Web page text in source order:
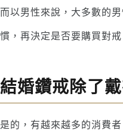
而以男性來說，大多數的
慣，再決定是否要購買對
結婚鑽戒除了
是的，有越來越多的消費